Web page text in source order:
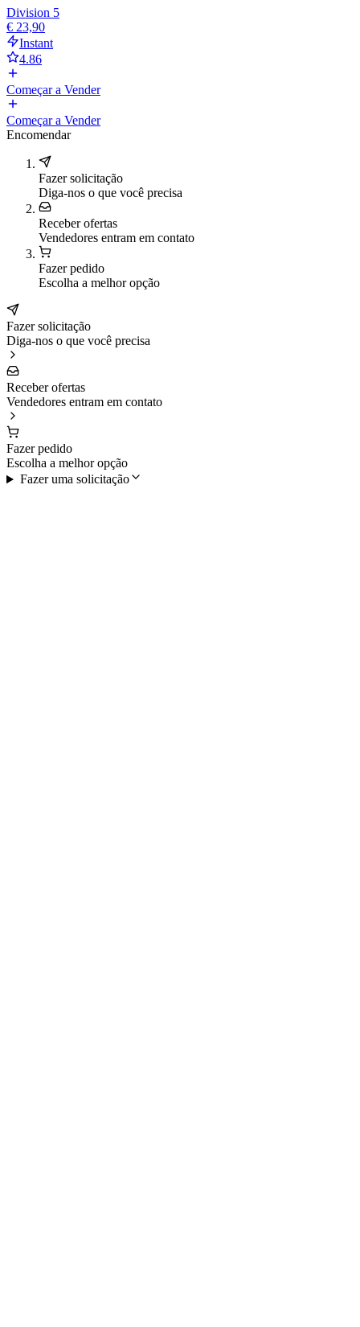
Division 5
€ 23,90
Instant
4.86
Começar a Vender
Começar a Vender
Encomendar
Fazer solicitação
Diga-nos o que você precisa
Receber ofertas
Vendedores entram em contato
Fazer pedido
Escolha a melhor opção
Fazer solicitação
Diga-nos o que você precisa
Receber ofertas
Vendedores entram em contato
Fazer pedido
Escolha a melhor opção
Fazer uma solicitação